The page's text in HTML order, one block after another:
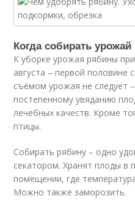
Когда собирать
К уборке урожая рябины
августа – первой половине
съёмом урожая не следует
постепенному увяданию
лечебных качеств. Кроме
птицы.
Собирать рябину – одно
секатором. Хранят плоды в
помещении, где
Можно также заморозить.